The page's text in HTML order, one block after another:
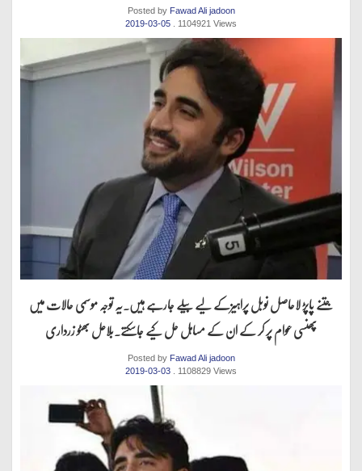
Posted by Fawad Ali jadoon
2019-03-05 . 1104921 Views
جتنے پاپڑ لاحاصل نوبل پراہیزکے لیے بیلے جارہے ہیں.یہ توجہ موسمی حالات میں
پھنسی عوام پر کر کے ان کے مساہل حل کیے جاسکتے.بلاعل بھٹو زرداری
Posted by Fawad Ali jadoon
2019-03-03
. 1108829 Views